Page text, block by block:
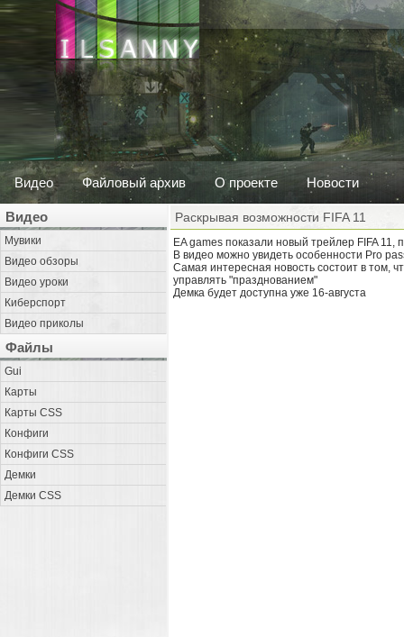
Видео Файловый архив О проекте Новости
Видео
Мувики
Видео обзоры
Видео уроки
Киберспорт
Видео приколы
Файлы
Gui
Карты
Карты CSS
Конфиги
Конфиги CSS
Демки
Демки CSS
Раскрывая возможности FIFA 11
EA games показали новый трейлер FIFA 11,
В видео можно увидеть особенности Pro
Самая интересная новость состоит в том,
управлять "празднованием"
Демка будет доступна уже 16-августа